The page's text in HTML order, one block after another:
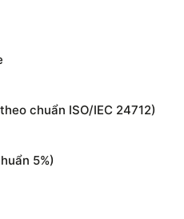
chuẩn ISO/IEC 24712)
5%)